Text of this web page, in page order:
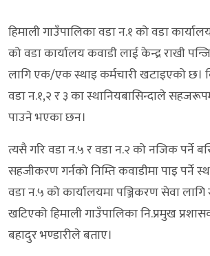
हिमाली गाउँपालिका वडा न.१ को वडा
को वडा कार्यालय कवाडी लाई केन्द्र राखी
लागि एक/एक स्थाइ कर्मचारी खटाइएको छ।
वडा न.१,२ र ३ का स्थानियबासिन्दाले
पाउने भएका छन।
त्यसै गरि वडा न.५ र वडा न.२ को नजिक पर्ने
सहजीकरण गर्नको निम्ति कवाडीमा पाइ पर्ने
वडा न.५ को कार्यालयमा पञ्जिकरण सेवा लागि
खटिएको हिमाली गाउँपालिका नि.प्रमुख
बहादुर भण्डारीले बताए।